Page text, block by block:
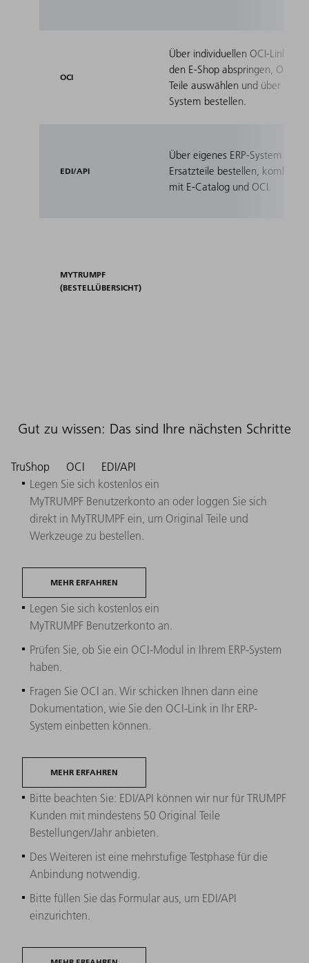
OCI
Über individuellen OCI-Link auf
den E-Shop abspringen,
Teile auswählen und über Ihr
System bestellen.
EDI/API
Über eigenes ERP-System
Ersatzteile bestellen,
mit E-Catalog und OCI.
MYTRUMPF
(BESTELLÜBERSICHT)
Gut zu wissen: Das sind Ihre nächsten Schritte
TruShop
Legen Sie sich kostenlos ein
MyTRUMPF Benutzerkonto an oder loggen Sie sich
direkt in MyTRUMPF ein, um Original Teile und
Werkzeuge zu bestellen.
MEHR ERFAHREN
OCI
Legen Sie sich kostenlos ein
MyTRUMPF Benutzerkonto an.
Prüfen Sie, ob Sie ein OCI-Modul in Ihrem ERP-System
haben.
Fragen Sie OCI an. Wir schicken Ihnen dann eine
Dokumentation, wie Sie den OCI-Link in Ihr ERP-
System einbetten können.
MEHR ERFAHREN
EDI/API
Bitte beachten Sie: EDI/API können wir nur für TRUMPF
Kunden mit mindestens 50 Original Teile
Bestellungen/Jahr anbieten.
Des Weiteren ist eine mehrstufige Testphase für die
Anbindung notwendig.
Bitte füllen Sie das Formular aus, um EDI/API
einzurichten.